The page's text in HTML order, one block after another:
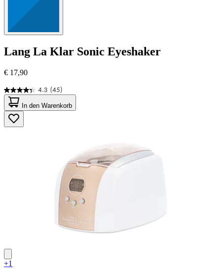
Lang La Klar Sonic Eyeshaker
€ 17,90
4.3 (45)
4.3
von
5
Sternen.
45
In den Warenkorb
+1